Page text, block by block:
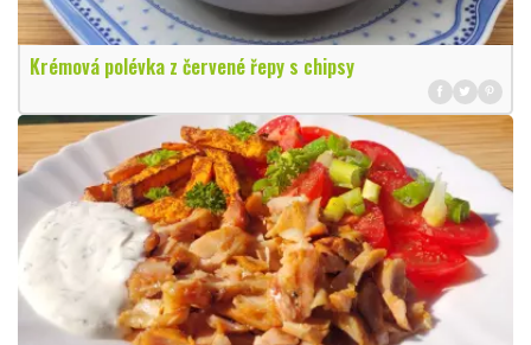
Krémová polévka z červené řepy s chipsy